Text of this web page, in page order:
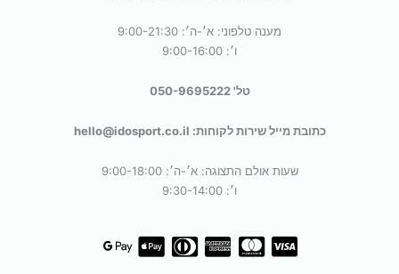
מענה טלפוני: א׳-ה׳: 9:00-21:30
ו׳: 9:00-16:00
טל' 050-9695222
כתובת מייל שירות לקוחות: hello@idosport.co.il
שעות אולם התצוגה: א׳-ה׳: 9:00-18:00
ו׳: 9:30-14:00